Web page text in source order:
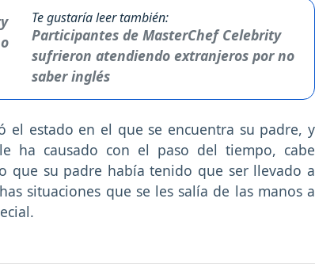
Te gustaría leer también:
Participantes de MasterChef Celebrity
sufrieron atendiendo extranjeros por no
saber inglés
el estado en el que se encuentra su padre, y
ha causado con el paso del tiempo, cabe
que su padre había tenido que ser llevado a
situaciones que se les salía de las manos a